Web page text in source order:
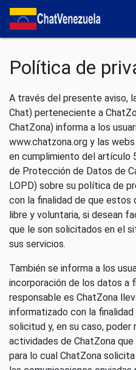
Salir del contenido
Política de
A través del presente aviso,
Chat) perteneciente a
ChatZona) informa a los
www.chatzona.org y las
en cumplimiento del artículo
de Protección de Datos de
LOPD) sobre su política de
con la finalidad de que estos
libre y voluntaria, si desean
que le son solicitados en el
sus servicios.
También se informa a los
incorporación de los datos a
responsable es ChatZona
informatizado con la
solicitud y, en su caso,
actividades de ChatZona
para lo cual ChatZona